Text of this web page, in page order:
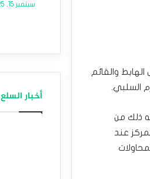
لسيطرة الميل الهابط والقائم
ليمكنه ذلك من التسلل دون مستوى 878.00 ليمكنه ذلك من
61.8% فيبوناتشي المتمركز عند
المحاولات
سبتمبر 15, 2025
أخبار السلع